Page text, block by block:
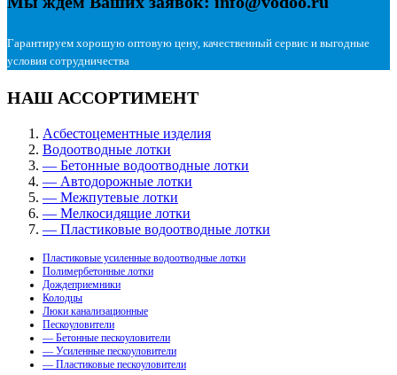
Гарантируем хорошую оптовую цену, качественный сервис и выгодные
условия сотрудничества
НАШ АССОРТИМЕНТ
Асбестоцементные изделия
Водоотводные лотки
— Бетонные водоотводные лотки
— Автодорожные лотки
— Межпутевые лотки
— Мелкосидящие лотки
— Пластиковые водоотводные лотки
Пластиковые усиленные водоотводные лотки
Полимербетонные лотки
Дождеприемники
Колодцы
Люки канализационные
Пескоуловители
— Бетонные пескоуловители
— Усиленные пескоуловители
— Пластиковые пескоуловители